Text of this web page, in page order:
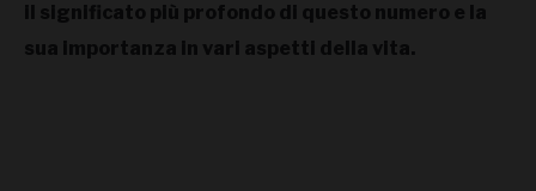
ABOUT US
il significato più profondo di questo numero e la
sua importanza in vari aspetti della vita.